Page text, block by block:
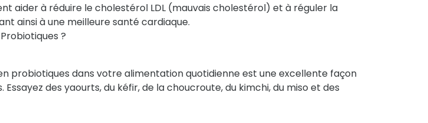
aider à réduire le cholestérol LDL (mauvais cholestérol) et à réguler la
ainsi à une meilleure santé cardiaque.
?
probiotiques dans votre alimentation quotidienne est une excellente façon
des yaourts, du kéfir, de la choucroute, du kimchi, du miso et des